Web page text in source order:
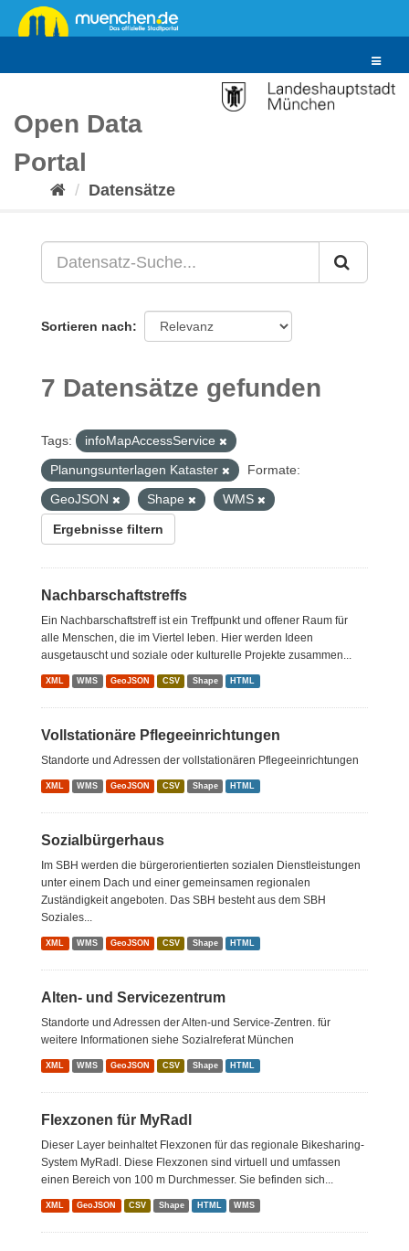
Überspringen
zum
Toggle
Open Data
Portal
Datensätze
Sortieren nach
7 Datensätze gefunden
Tags:
infoMapAccessService
Planungsunterlagen Kataster
Formate:
GeoJSON
Shape WMS
Ergebnisse filtern
Nachbarschaftstreffs
Ein Nachbarschaftstreff ist ein Treffpunkt und offener Raum für
alle Menschen, die im Viertel leben. Hier werden Ideen
ausgetauscht und soziale oder kulturelle Projekte zusammen...
XML WMS GeoJSON CSV Shape HTML
Vollstationäre Pflegeeinrichtungen
Standorte und Adressen der vollstationären Pflegeeinrichtungen
XML WMS GeoJSON CSV Shape HTML
Sozialbürgerhaus
Im SBH werden die bürgerorientierten sozialen Dienstleistungen
unter einem Dach und einer gemeinsamen regionalen
Zuständigkeit angeboten. Das SBH besteht aus dem SBH
Soziales...
XML WMS GeoJSON CSV Shape HTML
Alten- und Servicezentrum
Standorte und Adressen der Alten-und Service-Zentren. für
weitere Informationen siehe Sozialreferat München
XML WMS GeoJSON CSV Shape HTML
Flexzonen für MyRadl
Dieser Layer beinhaltet Flexzonen für das regionale Bikesharing-
System MyRadl. Diese Flexzonen sind virtuell und umfassen
einen Bereich von 100 m Durchmesser. Sie befinden sich...
XML GeoJSON CSV Shape HTML WMS